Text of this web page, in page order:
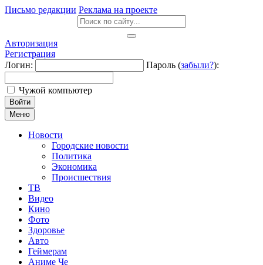
Письмо редакции Реклама на проекте
Авторизация
Регистрация
Логин:
Пароль (забыли?):
Чужой компьютер
Войти
Меню
Новости
Городские новости
Политика
Экономика
Происшествия
ТВ
Видео
Кино
Фото
Здоровье
Авто
Геймерам
Аниме Че